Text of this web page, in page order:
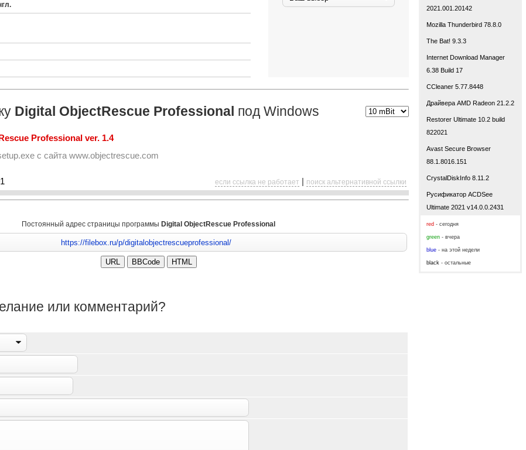
Digital ObjectRescue Professional под Windows
Professional ver. 1.4
с сайта www.objectrescue.com
если ссылка не работает поиск альтернативной ссылки
Постоянный адрес страницы программы Digital ObjectRescue Professional
или комментарий?
2021.001.20142
Mozilla Thunderbird 78.8.0
The Bat! 9.3.3
Internet Download Manager
6.38 Build 17
CCleaner 5.77.8448
Драйвера AMD Radeon 21.2.2
Restorer Ultimate 10.2 build
822021
Avast Secure Browser
88.1.8016.151
CrystalDiskInfo 8.11.2
Русификатор ACDSee
Ultimate 2021 v14.0.0.2431
red - сегодня
green - вчера
blue - на этой недели
black - остальные